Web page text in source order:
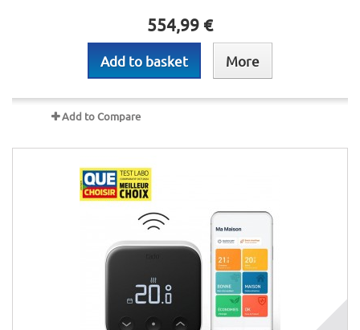
554,99 €
Add to basket More
Add to Compare